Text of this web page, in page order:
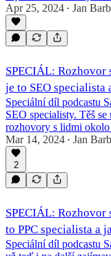
Apr 25, 2024 • Jan
SPECIÁL:
je to SEO specialista
Speciální díl podcastu
SEO specialisty. Těš
rozhovory s lidmi
Mar 14, 2024 • Jan
2
SPECIÁL: Rozhovor
to PPC specialista a
Speciální díl podcastu